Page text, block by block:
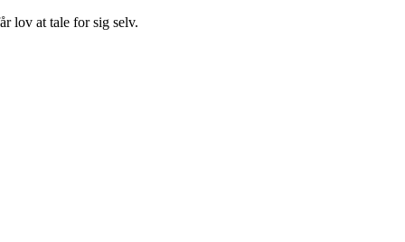
lov at tale for sig selv.